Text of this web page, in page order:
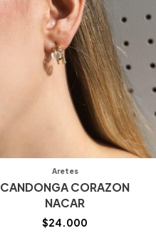
Aretes
CANDONGA CORAZON
NACAR
$24.000